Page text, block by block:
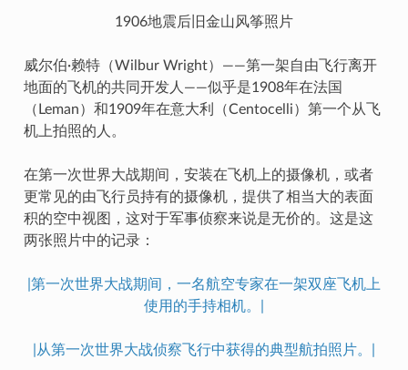
1906地震后旧金山风筝照片
威尔伯·赖特（Wilbur Wright）——第一架自由飞行离开
地面的飞机的共同开发人——似乎是1908年在法国
（Leman）和1909年在意大利（Centocelli）第一个从飞
机上拍照的人。
在第一次世界大战期间，安装在飞机上的摄像机，或者
更常见的由飞行员持有的摄像机，提供了相当大的表面
积的空中视图，这对于军事侦察来说是无价的。这是这
两张照片中的记录：
|第一次世界大战期间，一名航空专家在一架双座飞机上
使用的手持相机。|
|从第一次世界大战侦察飞行中获得的典型航拍照片。|